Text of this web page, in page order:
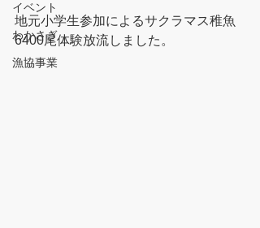
イベント
わかさぎ
漁協事業
地元小学生参加によるサクラマス稚魚
6400尾体験放流しました。